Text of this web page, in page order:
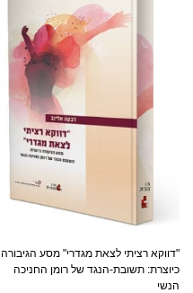
"דווקא רציתי לצאת מגדרי" מסע הגיבורה
כיוצרת: תשובת-הנגד של רומן החניכה
הנשי